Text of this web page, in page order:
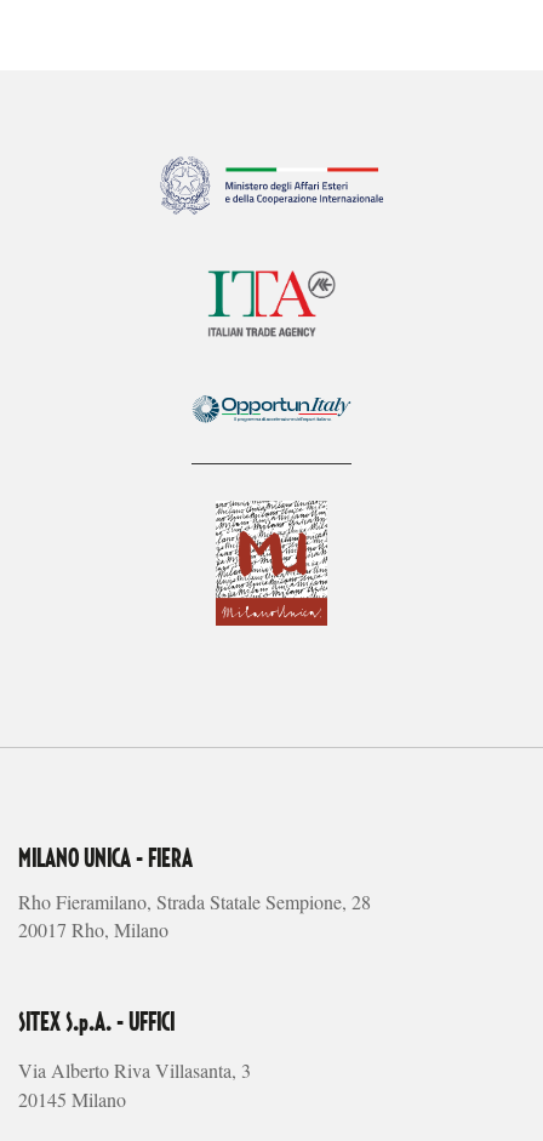
MILANO UNICA - FIERA
Rho Fieramilano, Strada Statale Sempione, 28
20017 Rho, Milano
SITEX S.p.A. - UFFICI
Via Alberto Riva Villasanta, 3
20145 Milano